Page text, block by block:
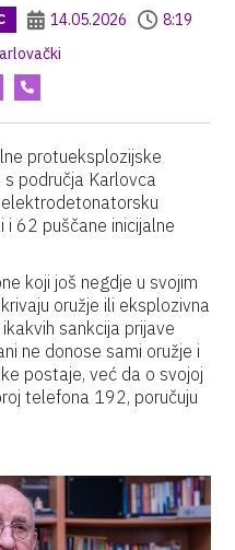
14.05.2026
8:19
protueksplozijske
s područja Karlovca
62 puščane inicijalne
koji još negdje u svojim
oružje ili eksplozivna
sankcija prijave
ne donose sami oružje i
postaje, već da o svojoj
telefona 192, poručuju